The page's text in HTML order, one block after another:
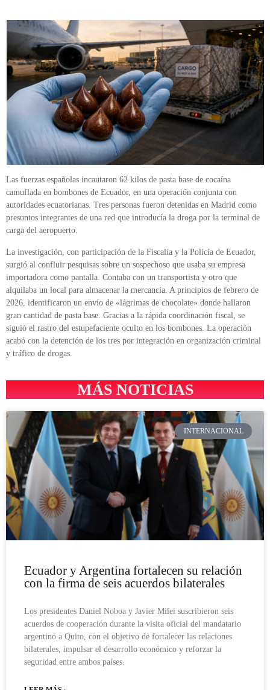
Las fuerzas españolas incautaron 62 kilos de pasta base de cocaína
camuflada en bombones de Ecuador, en una operación conjunta con
autoridades ecuatorianas. Tres personas fueron detenidas en Madrid como
presuntos integrantes de una red que introducía la droga por la terminal de
carga del aeropuerto.
La investigación, con participación de la Fiscalía y la Policía de Ecuador,
surgió al confluir pesquisas sobre un sospechoso que usaba su empresa
importadora como pantalla. Contaba con un transportista y otro que
alquilaba un local para almacenar la mercancía. A principios de febrero de
2026, identificaron un envío de «lágrimas de chocolate» donde hallaron
gran cantidad de pasta base. Gracias a la rápida coordinación fiscal, se
siguió el rastro del estupefaciente oculto en los bombones. La operación
acabó con la detención de los tres por integración en organización criminal
y tráfico de drogas.
MÁS NOTICIAS
INTERNACIONAL
Ecuador y Argentina fortalecen su relación
con la firma de seis acuerdos bilaterales
Los presidentes Daniel Noboa y Javier Milei suscribieron seis
acuerdos de cooperación durante la visita oficial del mandatario
argentino a Quito, con el objetivo de fortalecer las relaciones
bilaterales, impulsar el desarrollo económico y reforzar la
seguridad entre ambos países.